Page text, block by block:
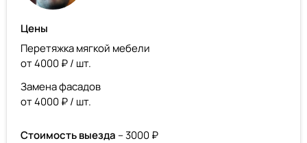
Цены
Перетяжка мягкой мебели
от 4000 ₽ / шт.
Замена фасадов
от 4000 ₽ / шт.
Стоимость выезда – 3000 ₽